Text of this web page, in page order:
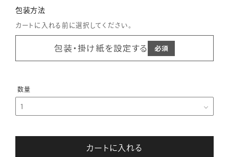
包装方法
カートに入れる前に選択してください。
包装・掛け紙を設定する
カートに入れる